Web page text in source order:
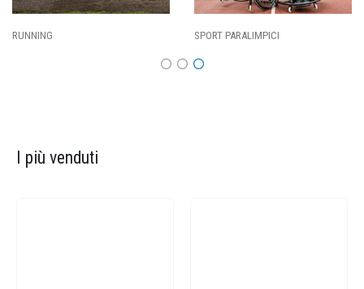
SPORT PARALIMPICI CALCIO
I più venduti